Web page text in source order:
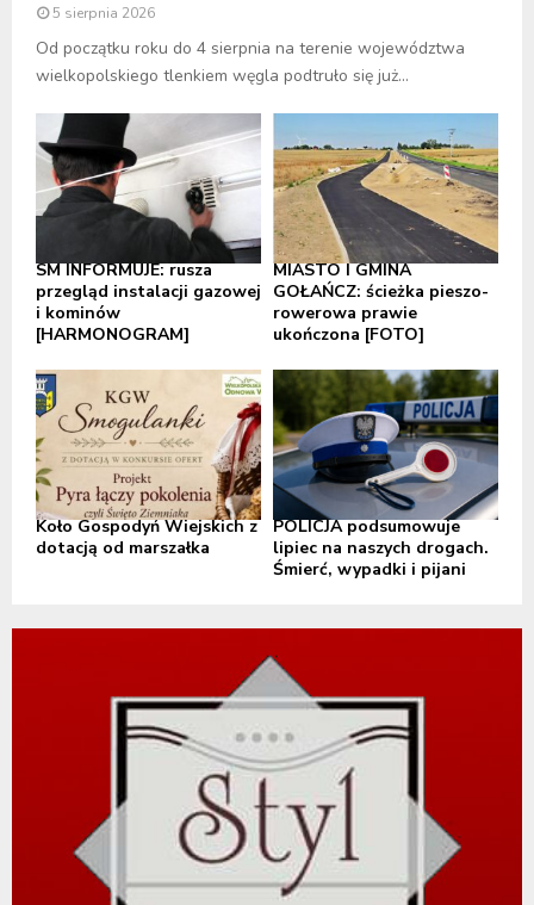
5 sierpnia 2026
Od początku roku do 4 sierpnia na terenie województwa
wielkopolskiego tlenkiem węgla podtruło się już...
SM INFORMUJE: rusza
przegląd instalacji gazowej
i kominów
[HARMONOGRAM]
MIASTO I GMINA
GOŁAŃCZ: ścieżka pieszo-
rowerowa prawie
ukończona [FOTO]
Koło Gospodyń Wiejskich z
dotacją od marszałka
POLICJA podsumowuje
lipiec na naszych drogach.
Śmierć, wypadki i pijani